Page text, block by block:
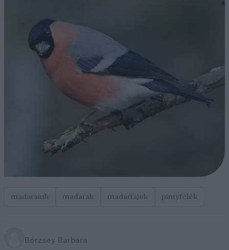
madaraink madarak madárfajok pintyfélék
Börzsey Barbara